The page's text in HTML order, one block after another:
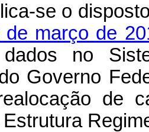
se o
março de
no
Governo
de